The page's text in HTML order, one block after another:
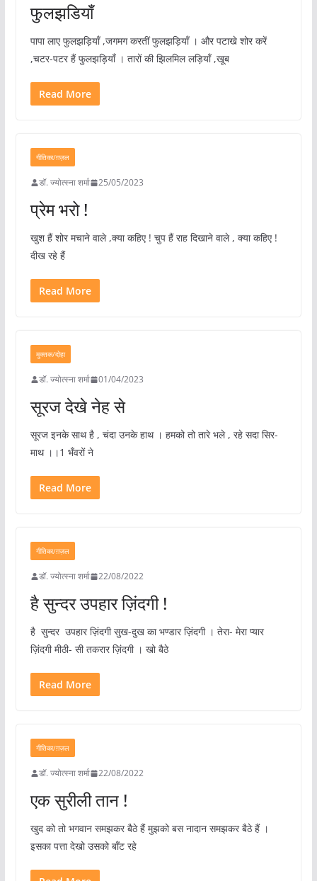
फुलझडियाँ
पापा लाए फुलझड़ियाँ ,जगमग करतीं फुलझड़ियाँ । और पटाखे शोर करें
,चटर-पटर हैं फुलझड़ियाँ । तारों की झिलमिल लड़ियाँ ,खूब
Read More
गीतिका/ग़ज़ल
डॉ. ज्योत्स्ना शर्मा 25/05/2023
प्रेम भरो !
खुश हैं शोर मचाने वाले ,क्या कहिए ! चुप हैं राह दिखाने वाले , क्या कहिए !
दीख रहे हैं
Read More
मुक्तक/दोहा
डॉ. ज्योत्स्ना शर्मा 01/04/2023
सूरज देखे नेह से
सूरज इनके साथ है , चंदा उनके हाथ । हमको तो तारे भले , रहे सदा सिर-
माथ ।।1 भँवरों ने
Read More
गीतिका/ग़ज़ल
डॉ. ज्योत्स्ना शर्मा 22/08/2022
है सुन्दर उपहार ज़िंदगी !
है सुन्दर उपहार ज़िंदगी सुख-दुख का भण्डार ज़िंदगी । तेरा- मेरा प्यार
ज़िंदगी मीठी- सी तकरार ज़िंदगी । खो बैठे
Read More
गीतिका/ग़ज़ल
डॉ. ज्योत्स्ना शर्मा 22/08/2022
एक सुरीली तान !
खुद को तो भगवान समझकर बैठे हैं मुझको बस नादान समझकर बैठे हैं ।
इसका पत्ता देखो उसको बाँट रहे